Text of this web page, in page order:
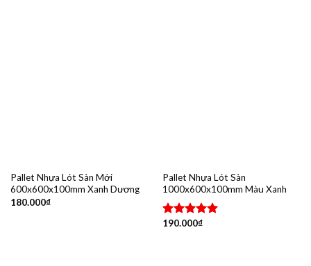
Pallet Nhựa Lót Sàn Mới
600x600x100mm Xanh Dương
180.000₫
Pallet Nhựa Lót Sàn
1000x600x100mm Màu Xanh
Được xếp
190.000₫